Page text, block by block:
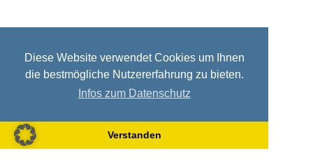
Diese Website verwendet Cookies um Ihnen
die bestmögliche Nutzererfahrung zu bieten.
Infos zum Datenschutz
Verstanden